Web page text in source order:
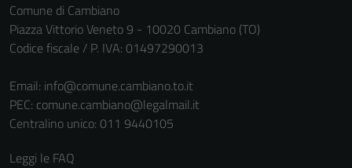
Comune di Cambiano
Piazza Vittorio Veneto 9 - 10020 Cambiano (TO)
Codice fiscale / P. IVA: 01497290013
Email: info@comune.cambiano.to.it
PEC: comune.cambiano@legalmail.it
Centralino unico: 011 9440105
Leggi le FAQ